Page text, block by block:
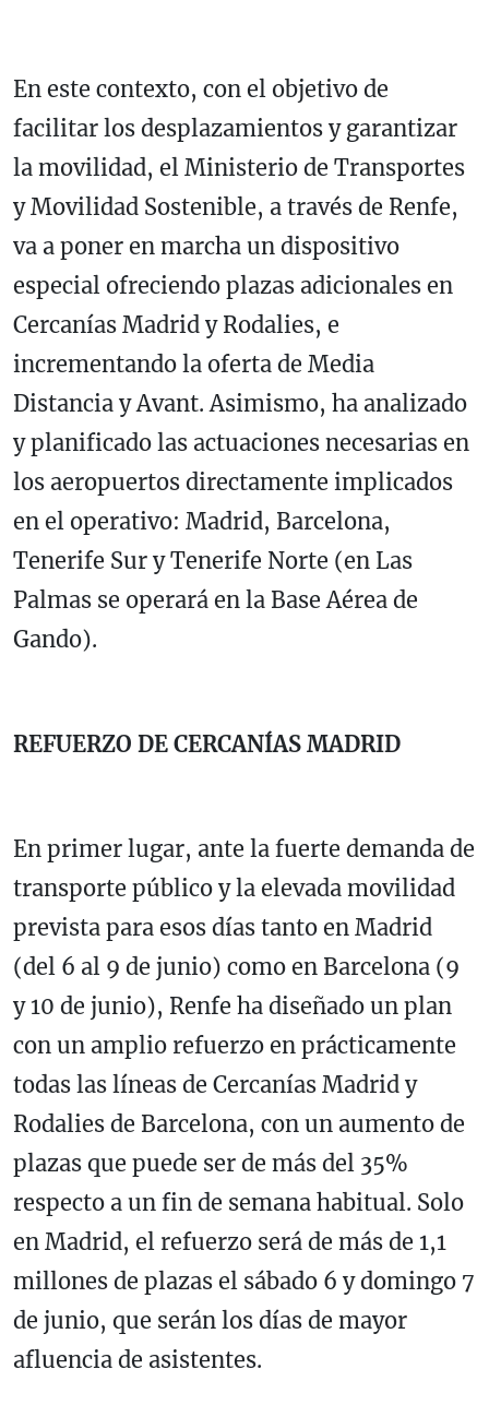
En este contexto, con el objetivo de
facilitar los desplazamientos y garantizar
la movilidad, el Ministerio de Transportes
y Movilidad Sostenible, a través de Renfe,
va a poner en marcha un dispositivo
especial ofreciendo plazas adicionales en
Cercanías Madrid y Rodalies, e
incrementando la oferta de Media
Distancia y Avant. Asimismo, ha analizado
y planificado las actuaciones necesarias en
los aeropuertos directamente implicados
en el operativo: Madrid, Barcelona,
Tenerife Sur y Tenerife Norte (en Las
Palmas se operará en la Base Aérea de
Gando).
REFUERZO DE CERCANÍAS MADRID
En primer lugar, ante la fuerte demanda de
transporte público y la elevada movilidad
prevista para esos días tanto en Madrid
(del 6 al 9 de junio) como en Barcelona (9
y 10 de junio), Renfe ha diseñado un plan
con un amplio refuerzo en prácticamente
todas las líneas de Cercanías Madrid y
Rodalies de Barcelona, con un aumento de
plazas que puede ser de más del 35%
respecto a un fin de semana habitual. Solo
en Madrid, el refuerzo será de más de 1,1
millones de plazas el sábado 6 y domingo 7
de junio, que serán los días de mayor
afluencia de asistentes.